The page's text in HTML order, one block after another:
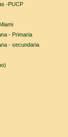
-PUCP
- Primaria
- secundaria